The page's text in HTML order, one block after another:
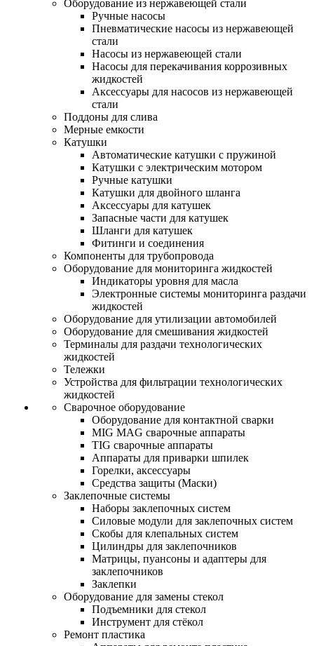
Оборудование из нержавеющей стали
Ручные насосы
Пневматические насосы из нержавеющей
стали
Насосы из нержавеющей стали
Насосы для перекачивания коррозивных
жидкостей
Аксессуары для насосов из нержавеющей
стали
Поддоны для слива
Мерные емкости
Катушки
Автоматические катушки с пружиной
Катушки с электрическим мотором
Ручные катушки
Катушки для двойного шланга
Аксессуары для катушек
Запасные части для катушек
Шланги для катушек
Фитинги и соединения
Компоненты для трубопровода
Оборудование для мониторинга жидкостей
Индикаторы уровня для масла
Электронные системы мониторинга раздачи
жидкостей
Оборудование для утилизации автомобилей
Оборудование для смешивания жидкостей
Терминалы для раздачи технологических
жидкостей
Тележки
Устройства для фильтрации технологических
жидкостей
Сварочное оборудование
Оборудование для контактной сварки
MIG MAG сварочные аппараты
TIG сварочные аппараты
Аппараты для приварки шпилек
Горелки, аксессуары
Средства защиты (Маски)
Заклепочные системы
Наборы заклепочных систем
Силовые модули для заклепочных систем
Скобы для клепальных систем
Цилиндры для заклепочников
Матрицы, пуансоны и адаптеры для
заклепочников
Заклепки
Оборудование для замены стекол
Подъемники для стекол
Инструмент для стёкол
Ремонт пластика